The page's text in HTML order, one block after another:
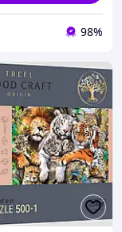
98%